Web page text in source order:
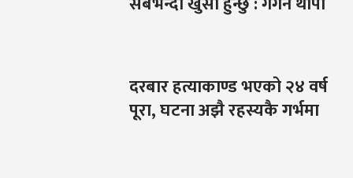
दरबार हत्याकाण्ड भएको २४ वर्ष
पूरा, घटना अझै रहस्यकै गर्भमा